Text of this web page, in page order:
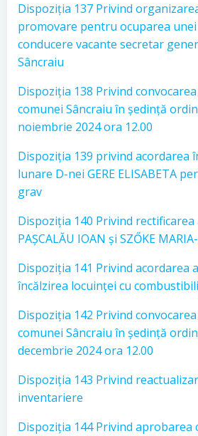
Dispoziția 137 Privind
promovare pentru ocuparea
conducere vacante secretar
Sâncraiu
Dispoziția 138 Privind
comunei Sâncraiu în ședință
noiembrie 2024 ora 12.00
Dispoziția 139 privind acordarea
lunare D-nei GERE ELISABETA
grav
Dispoziția 140 Privind
PAȘCALĂU IOAN și SZŐKE
Dispoziția 141 Privind
încălzirea locuinței cu
Dispoziția 142 Privind
comunei Sâncraiu în ședință
decembrie 2024 ora 12.00
Dispoziția 143 Privind
inventariere
Dispoziția 144 Privind aprobarea